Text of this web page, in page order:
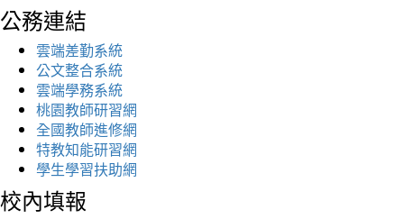
公務連結
雲端差勤系統
公文整合系統
雲端學務系統
桃園教師研習網
全國教師進修網
特教知能研習網
學生學習扶助網
校內填報